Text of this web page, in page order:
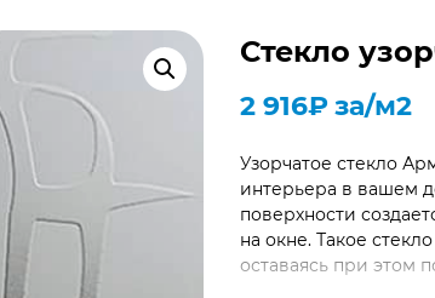
Стекло
2 916₽ за/м2
Узорчатое стекло
интерьера в вашем
поверхности
на окне. Такое
оставаясь при этом